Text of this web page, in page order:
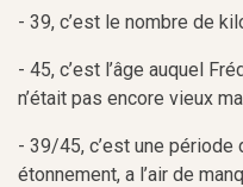
- 39, c’est le nombre de
- 45, c’est l’âge auquel
n’était pas encore vieux
- 39/45, c’est une période
étonnement, a l’air de